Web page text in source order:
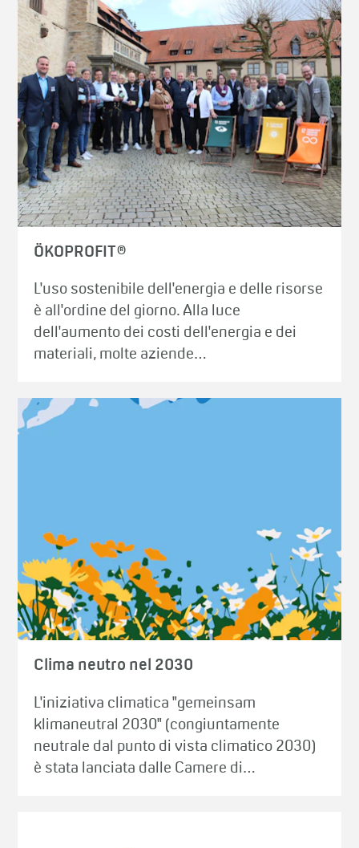
ÖKOPROFIT®
L'uso sostenibile dell'energia e delle risorse
è all'ordine del giorno. Alla luce
dell'aumento dei costi dell'energia e dei
materiali, molte aziende…
Clima neutro nel 2030
L'iniziativa climatica "gemeinsam
klimaneutral 2030" (congiuntamente
neutrale dal punto di vista climatico 2030)
è stata lanciata dalle Camere di…